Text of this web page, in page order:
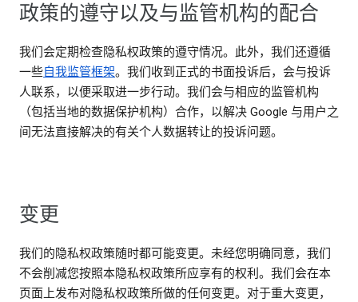
政策的遵守以及与监管机构的配合
我们会定期检查隐私权政策的遵守情况。此外，我们还遵循
一些自我监管框架。我们收到正式的书面投诉后，会与投诉
人联系，以便采取进一步行动。我们会与相应的监管机构
（包括当地的数据保护机构）合作，以解决 Google 与用户之
间无法直接解决的有关个人数据转让的投诉问题。
变更
我们的隐私权政策随时都可能变更。未经您明确同意，我们
不会削减您按照本隐私权政策所应享有的权利。我们会在本
页面上发布对隐私权政策所做的任何变更。对于重大变更，